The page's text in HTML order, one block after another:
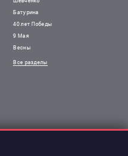
Батурина
40 лет Победы
9 Мая
Весны
Все разделы
офертой.